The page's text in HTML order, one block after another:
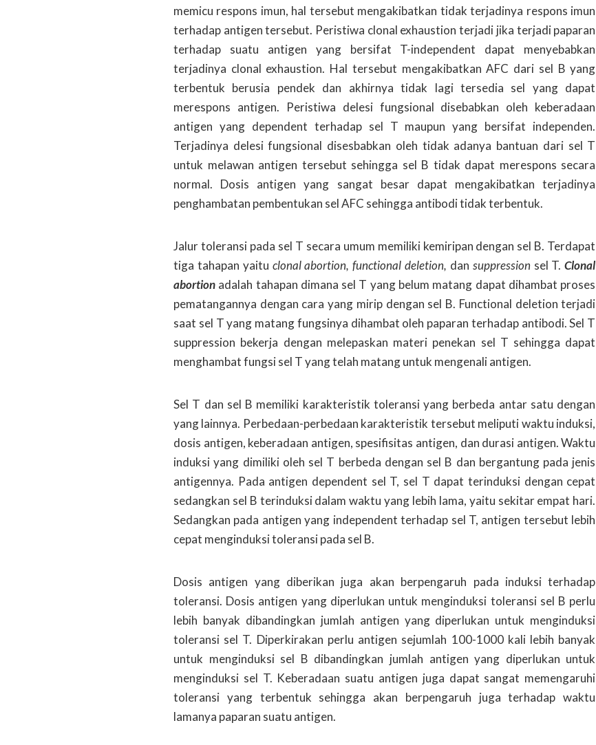
memicu respons imun, hal tersebut mengakibatkan tidak terjadinya respons imun
terhadap antigen tersebut. Peristiwa clonal exhaustion terjadi jika terjadi paparan
terhadap suatu antigen yang bersifat T-independent dapat menyebabkan
terjadinya clonal exhaustion. Hal tersebut mengakibatkan AFC dari sel B yang
terbentuk berusia pendek dan akhirnya tidak lagi tersedia sel yang dapat
merespons antigen. Peristiwa delesi fungsional disebabkan oleh keberadaan
antigen yang dependent terhadap sel T maupun yang bersifat independen.
Terjadinya delesi fungsional disesbabkan oleh tidak adanya bantuan dari sel T
untuk melawan antigen tersebut sehingga sel B tidak dapat merespons secara
normal. Dosis antigen yang sangat besar dapat mengakibatkan terjadinya
penghambatan pembentukan sel AFC sehingga antibodi tidak terbentuk.
Jalur toleransi pada sel T secara umum memiliki kemiripan dengan sel B. Terdapat
tiga tahapan yaitu clonal abortion, functional deletion, dan suppression sel T.Clonal
abortion adalah tahapan dimana sel T yang belum matang dapat dihambat proses
pematangannya dengan cara yang mirip dengan sel B. Functional deletion terjadi
saat sel T yang matang fungsinya dihambat oleh paparan terhadap antibodi. Sel T
suppression bekerja dengan melepaskan materi penekan sel T sehingga dapat
menghambat fungsi sel T yang telah matang untuk mengenali antigen.
Sel T dan sel B memiliki karakteristik toleransi yang berbeda antar satu dengan
yang lainnya. Perbedaan-perbedaan karakteristik tersebut meliputi waktu induksi,
dosis antigen, keberadaan antigen, spesifisitas antigen, dan durasi antigen. Waktu
induksi yang dimiliki oleh sel T berbeda dengan sel B dan bergantung pada jenis
antigennya. Pada antigen dependent sel T, sel T dapat terinduksi dengan cepat
sedangkan sel B terinduksi dalam waktu yang lebih lama, yaitu sekitar empat hari.
Sedangkan pada antigen yang independent terhadap sel T, antigen tersebut lebih
cepat menginduksi toleransi pada sel B.
Dosis antigen yang diberikan juga akan berpengaruh pada induksi terhadap
toleransi. Dosis antigen yang diperlukan untuk menginduksi toleransi sel B perlu
lebih banyak dibandingkan jumlah antigen yang diperlukan untuk menginduksi
toleransi sel T. Diperkirakan perlu antigen sejumlah 100-1000 kali lebih banyak
untuk menginduksi sel B dibandingkan jumlah antigen yang diperlukan untuk
menginduksi sel T. Keberadaan suatu antigen juga dapat sangat memengaruhi
toleransi yang terbentuk sehingga akan berpengaruh juga terhadap waktu
lamanya paparan suatu antigen.